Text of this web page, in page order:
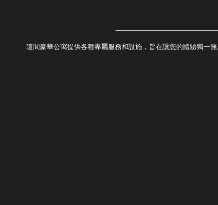
這間豪華公寓提供各種專屬服務和設施，旨在讓您的體驗獨一